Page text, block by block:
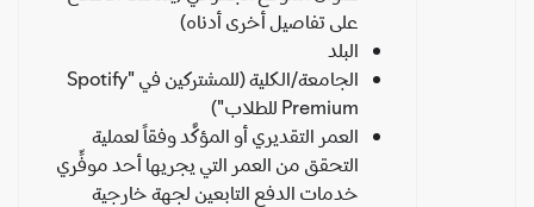
على تفاصيل أخرى أدناه)
البلد
الجامعة/الكلية (للمشتركين في "Spotify
Premium للطلاب")
العمر التقديري أو المؤكَّد وفقاً لعملية
التحقق من العمر التي يجريها أحد موفِّري
خدمات الدفع التابعين لجهة خارجية